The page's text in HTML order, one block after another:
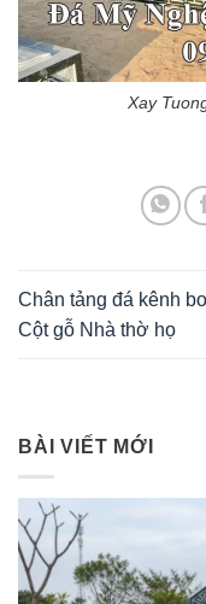
Xay
Chân tảng đá kênh
Cột gỗ Nhà thờ họ
BÀI VIẾT MỚI